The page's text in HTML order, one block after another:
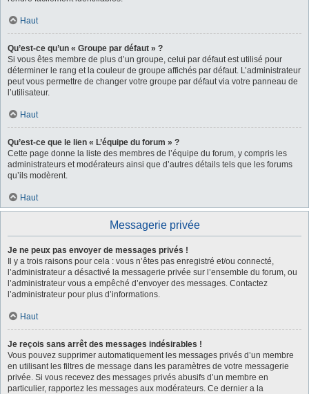
Haut
Qu’est-ce qu’un « Groupe par défaut » ?
Si vous êtes membre de plus d’un groupe, celui par défaut est utilisé pour
déterminer le rang et la couleur de groupe affichés par défaut. L’administrateur
peut vous permettre de changer votre groupe par défaut via votre panneau de
l’utilisateur.
Haut
Qu’est-ce que le lien « L’équipe du forum » ?
Cette page donne la liste des membres de l’équipe du forum, y compris les
administrateurs et modérateurs ainsi que d’autres détails tels que les forums
qu’ils modèrent.
Haut
Messagerie privée
Je ne peux pas envoyer de messages privés !
Il y a trois raisons pour cela : vous n’êtes pas enregistré et/ou connecté,
l’administrateur a désactivé la messagerie privée sur l’ensemble du forum, ou
l’administrateur vous a empêché d’envoyer des messages. Contactez
l’administrateur pour plus d’informations.
Haut
Je reçois sans arrêt des messages indésirables !
Vous pouvez supprimer automatiquement les messages privés d’un membre
en utilisant les filtres de message dans les paramètres de votre messagerie
privée. Si vous recevez des messages privés abusifs d’un membre en
particulier, rapportez les messages aux modérateurs. Ce dernier a la